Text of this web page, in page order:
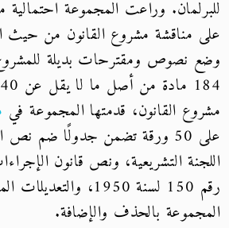
للبرلمان. وراعت المجموعة
على مناقشة مشروع القانون من حيث
وضع نصوص ومقترحات بديلة
مشروع القانون، قدمتها المجموعة في
على 50 ورقة تضمن جدولًا ضم
اللجنة التشريعية، ونص قانون
رقم 150 لسنة 1950،
المجموعة بالحذف والإضافة.